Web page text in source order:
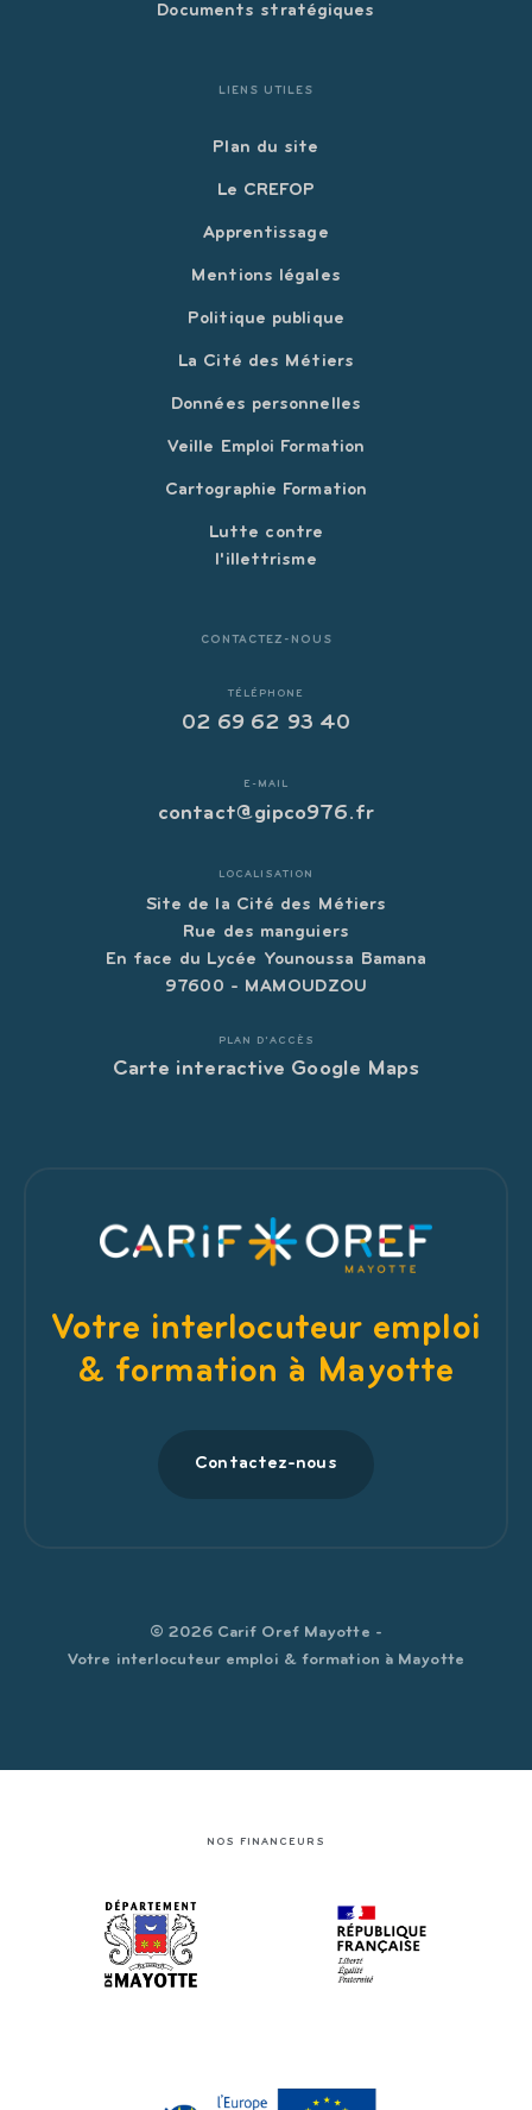
Documents stratégiques
LIENS UTILES
Plan du site
Le CREFOP
Apprentissage
Mentions légales
Politique publique
La Cité des Métiers
Données personnelles
Veille Emploi Formation
Cartographie Formation
Lutte contre
l'illettrisme
CONTACTEZ-NOUS
TÉLÉPHONE
02 69 62 93 40
E-MAIL
contact@gipco976.fr
LOCALISATION
Site de la Cité des Métiers
Rue des manguiers
En face du Lycée Younoussa Bamana
97600 - MAMOUDZOU
PLAN D'ACCÈS
Carte interactive Google Maps
Votre interlocuteur emploi
& formation à Mayotte
Contactez-nous
© 2026 Carif Oref Mayotte -
Votre interlocuteur emploi & formation à Mayotte
NOS FINANCEURS